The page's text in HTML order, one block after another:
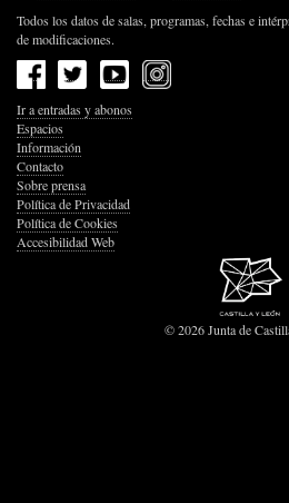
Todos los datos de salas, programas, fechas e
de modificaciones.
Ir a entradas y abonos
Espacios
Información
Contacto
Sobre prensa
Política de Privacidad
Política de Cookies
Accesibilidad Web
© 2026 Junta de